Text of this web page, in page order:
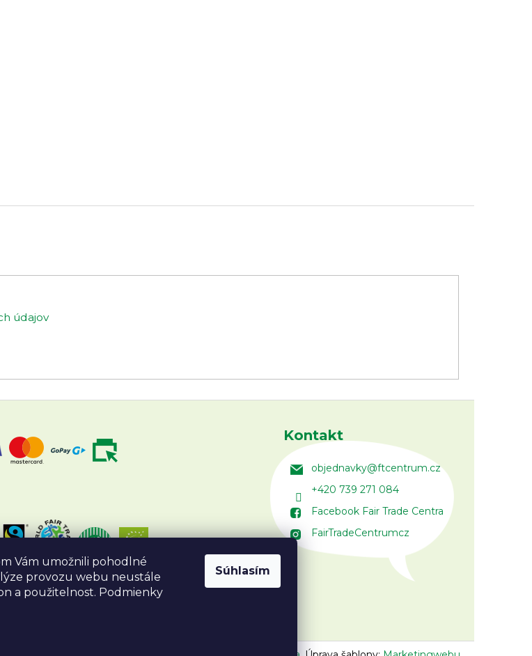
Vám umožnili pohodlné
provozu webu neustále
a použitelnost. Podmienky
Súhlasím
údajov
Kontakt
objednavky@ftcentrum.cz
+420 739 271 084
Facebook Fair Trade Centra
FairTradeCentrumcz